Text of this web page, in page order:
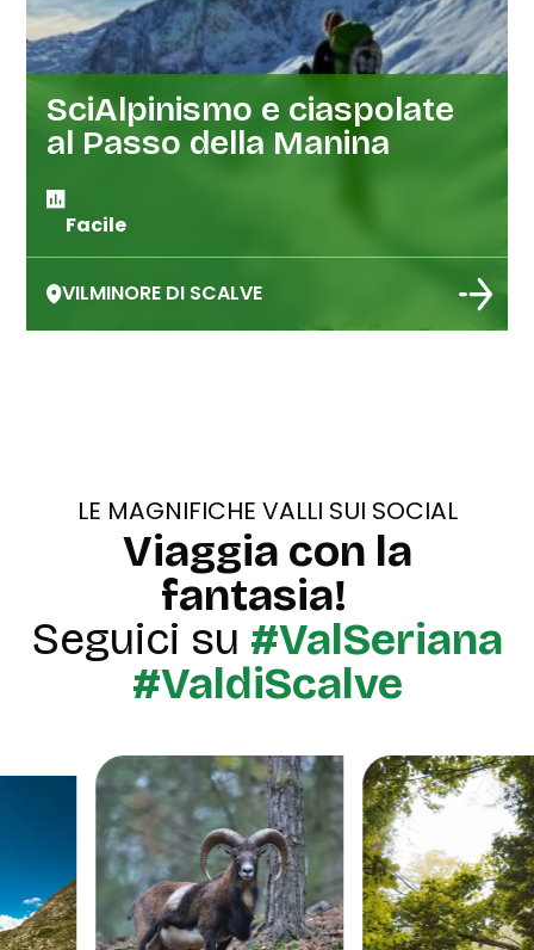
SciAlpinismo e ciaspolate
al Passo della Manina
Facile
VILMINORE DI SCALVE
LE MAGNIFICHE VALLI SUI SOCIAL
Viaggia con la
fantasia!
Seguici su #ValSeriana
#ValdiScalve